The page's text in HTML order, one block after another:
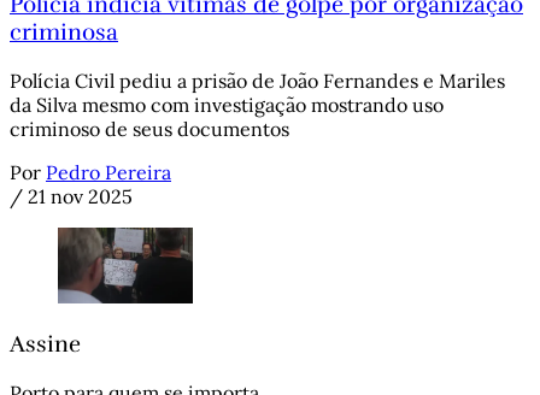
criminosa
Polícia Civil pediu a prisão de João Fernandes e Mariles
da Silva mesmo com investigação mostrando uso
criminoso de seus documentos
Por Pedro Pereira
/ 21 nov 2025
Assine